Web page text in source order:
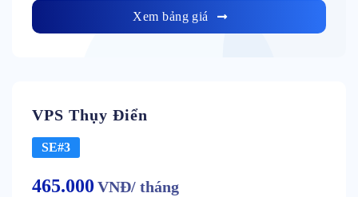
Xem bảng giá
VPS Thụy Điển
SE#3
465.000 VNĐ/ tháng